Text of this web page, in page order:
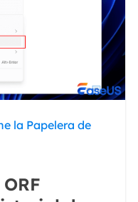
la Papelera de